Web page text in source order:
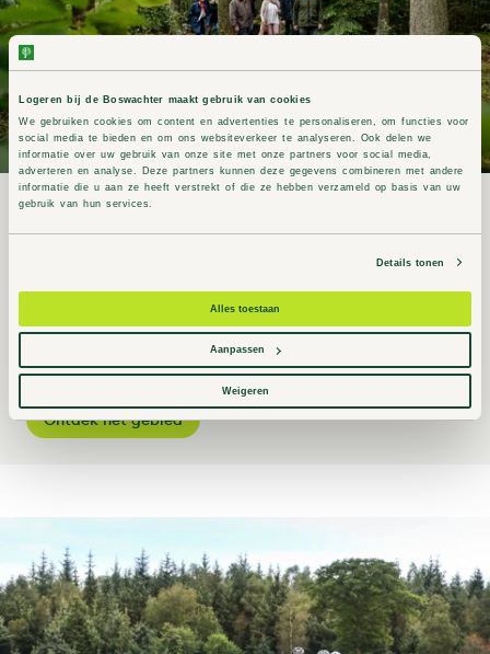
Logeren bij de Boswachter maakt gebruik van cookies
We gebruiken cookies om content en advertenties te personaliseren, om functies voor
social media te bieden en om ons websiteverkeer te analyseren. Ook delen we
informatie over uw gebruik van onze site met onze partners voor social media,
adverteren en analyse. Deze partners kunnen deze gegevens combineren met andere
informatie die u aan ze heeft verstrekt of die ze hebben verzameld op basis van uw
gebruik van hun services.
Details tonen
Alles toestaan
Aanpassen
Weigeren
Natuurgebied Drents-Friese Wold
Er zijn nog maar weinig plaatsen in Nederland waar je zo’n
Friese Wold. Een ideaal gebied voor natuur- en rustzoekers.
Lees hier alles over het gebied, de toegankelijkheid en
activiteiten.
Ontdek het gebied